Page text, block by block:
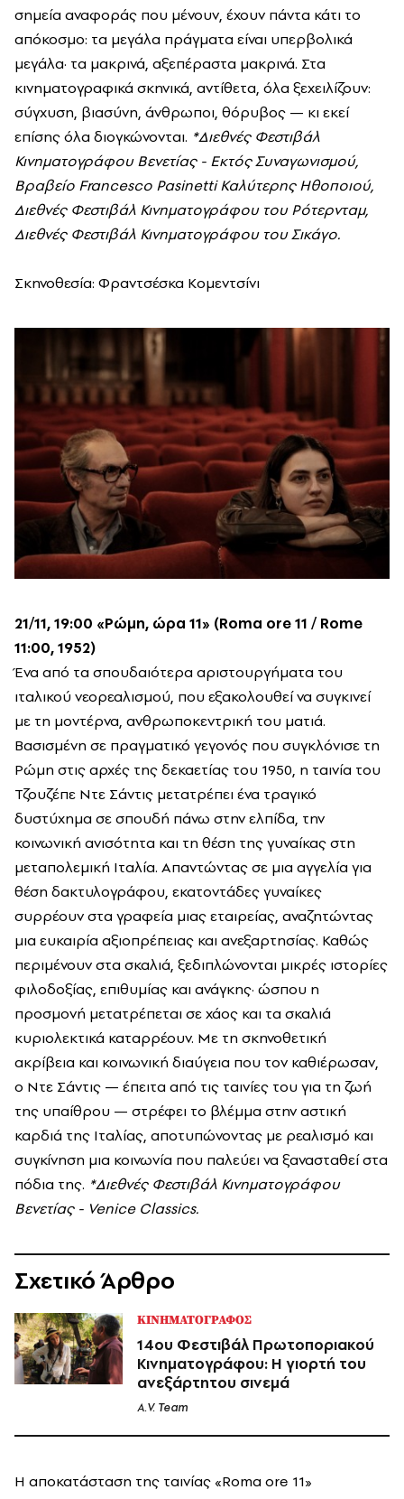
σημεία αναφοράς που μένουν, έχουν πάντα κάτι το
απόκοσμο: τα μεγάλα πράγματα είναι υπερβολικά
μεγάλα· τα μακρινά, αξεπέραστα μακρινά. Στα
κινηματογραφικά σκηνικά, αντίθετα, όλα ξεχειλίζουν:
σύγχυση, βιασύνη, άνθρωποι, θόρυβος — κι εκεί
επίσης όλα διογκώνονται. *Διεθνές Φεστιβάλ
Κινηματογράφου Βενετίας - Εκτός Συναγωνισμού,
Βραβείο Francesco Pasinetti Καλύτερης Ηθοποιού,
Διεθνές Φεστιβάλ Κινηματογράφου του Ρότερνταμ,
Διεθνές Φεστιβάλ Κινηματογράφου του Σικάγο.
Σκηνοθεσία: Φραντσέσκα Κομεντσίνι
21/11, 19:00 «Ρώμη, ώρα 11» (Roma ore 11 / Rome
11:00, 1952)
Ένα από τα σπουδαιότερα αριστουργήματα του
ιταλικού νεορεαλισμού, που εξακολουθεί να συγκινεί
με τη μοντέρνα, ανθρωποκεντρική του ματιά.
Βασισμένη σε πραγματικό γεγονός που συγκλόνισε τη
Ρώμη στις αρχές της δεκαετίας του 1950, η ταινία του
Τζουζέπε Ντε Σάντις μετατρέπει ένα τραγικό
δυστύχημα σε σπουδή πάνω στην ελπίδα, την
κοινωνική ανισότητα και τη θέση της γυναίκας στη
μεταπολεμική Ιταλία. Απαντώντας σε μια αγγελία για
θέση δακτυλογράφου, εκατοντάδες γυναίκες
συρρέουν στα γραφεία μιας εταιρείας, αναζητώντας
μια ευκαιρία αξιοπρέπειας και ανεξαρτησίας. Καθώς
περιμένουν στα σκαλιά, ξεδιπλώνονται μικρές ιστορίες
φιλοδοξίας, επιθυμίας και ανάγκης· ώσπου η
προσμονή μετατρέπεται σε χάος και τα σκαλιά
κυριολεκτικά καταρρέουν. Με τη σκηνοθετική
ακρίβεια και κοινωνική διαύγεια που τον καθιέρωσαν,
ο Ντε Σάντις — έπειτα από τις ταινίες του για τη ζωή
της υπαίθρου — στρέφει το βλέμμα στην αστική
καρδιά της Ιταλίας, αποτυπώνοντας με ρεαλισμό και
συγκίνηση μια κοινωνία που παλεύει να ξανασταθεί στα
πόδια της. *Διεθνές Φεστιβάλ Κινηματογράφου
Βενετίας - Venice Classics.
Σχετικό Άρθρο
ΚΙΝΗΜΑΤΟΓΡΑΦΟΣ
14ου Φεστιβάλ Πρωτοποριακού
Κινηματογράφου: Η γιορτή του
ανεξάρτητου σινεμά
A.V. Team
Η αποκατάσταση της ταινίας «Roma ore 11»